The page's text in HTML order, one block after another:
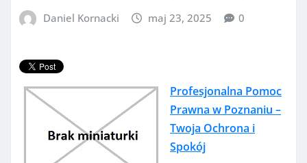
Daniel Kornacki maj 23, 2025 0
Profesjonalna Pomoc
Prawna w Poznaniu –
Twoja Ochrona i
Spokój